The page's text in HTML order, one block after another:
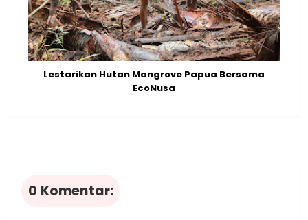
Lestarikan Hutan Mangrove Papua Bersama
EcoNusa
0 Komentar: